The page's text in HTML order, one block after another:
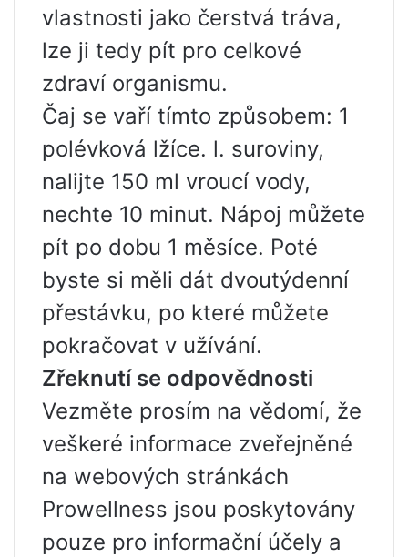
vlastnosti jako čerstvá tráva,
lze ji tedy pít pro celkové
zdraví organismu.
Čaj se vaří tímto způsobem: 1
polévková lžíce. l. suroviny,
nalijte 150 ml vroucí vody,
nechte 10 minut. Nápoj můžete
pít po dobu 1 měsíce. Poté
byste si měli dát dvoutýdenní
přestávku, po které můžete
pokračovat v užívání.
Zřeknutí se odpovědnosti
Vezměte prosím na vědomí, že
veškeré informace zveřejněné
na webových stránkách
Prowellness jsou poskytovány
pouze pro informační účely a